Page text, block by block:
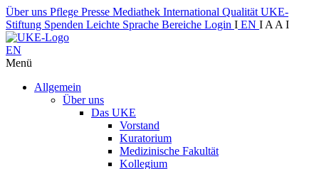
Über uns Pflege Presse Mediathek International Qualität UKE-
Stiftung Spenden Leichte Sprache Bereiche Login I EN I A A I
EN
Menü
Allgemein
Über uns
Das UKE
Vorstand
Kuratorium
Medizinische Fakultät
Kollegium